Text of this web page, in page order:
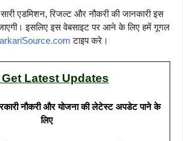
सारी एडमिशन, रिजल्ट और नौकरी की जानकारी इस
इसलिए इस वेबसाइट पर आने के लिए हमें गूगल
टाइप करे।
Get Latest Updates
नौकरी और योजना की लेटेस्ट अपडेट पाने के
लिए